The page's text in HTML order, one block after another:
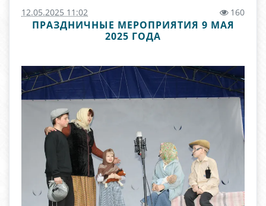
12.05.2025 11:02 160
ПРАЗДНИЧНЫЕ МЕРОПРИЯТИЯ 9 МАЯ
2025 ГОДА